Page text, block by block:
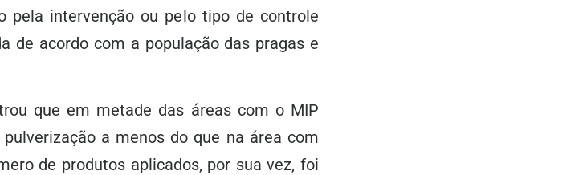
pela intervenção ou pelo tipo de controle
de acordo com a população das pragas e
que em metade das áreas com o MIP
a menos do que na área com
de produtos aplicados, por sua vez, foi